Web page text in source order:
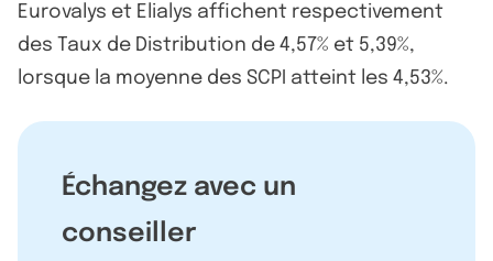
Eurovalys et Elialys affichent respectivement
des Taux de Distribution de 4,57% et 5,39%,
lorsque la moyenne des SCPI atteint les 4,53%.
Échangez avec un
conseiller